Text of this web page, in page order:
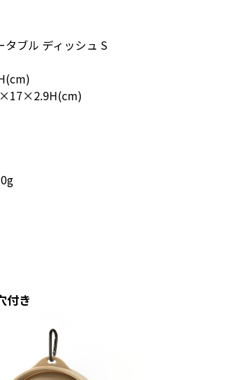
ブル ディッシュ S
付き